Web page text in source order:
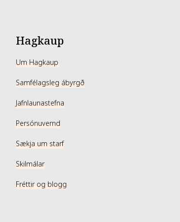
Hagkaup
Um Hagkaup
Samfélagsleg ábyrgð
Jafnlaunastefna
Persónuvernd
Sækja um starf
Skilmálar
Fréttir og blogg